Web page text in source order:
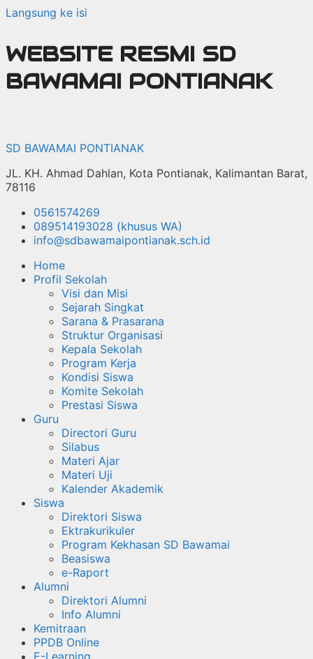
Langsung ke isi
WEBSITE RESMI SD
BAWAMAI PONTIANAK
SD BAWAMAI PONTIANAK
JL. KH. Ahmad Dahlan, Kota Pontianak, Kalimantan Barat,
78116
0561574269
089514193028 (khusus WA)
info@sdbawamaipontianak.sch.id
Home
Profil Sekolah
Visi dan Misi
Sejarah Singkat
Sarana & Prasarana
Struktur Organisasi
Kepala Sekolah
Program Kerja
Kondisi Siswa
Komite Sekolah
Prestasi Siswa
Guru
Directori Guru
Silabus
Materi Ajar
Materi Uji
Kalender Akademik
Siswa
Direktori Siswa
Ektrakurikuler
Program Kekhasan SD Bawamai
Beasiswa
e-Raport
Alumni
Direktori Alumni
Info Alumni
Kemitraan
PPDB Online
E-Learning